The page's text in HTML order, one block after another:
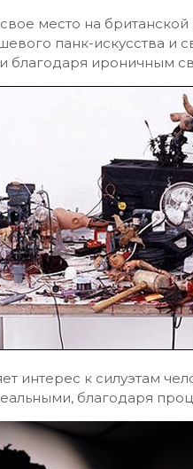
место на
панк-искусства и
благодаря ироничным
интерес к силуэтам
благодаря